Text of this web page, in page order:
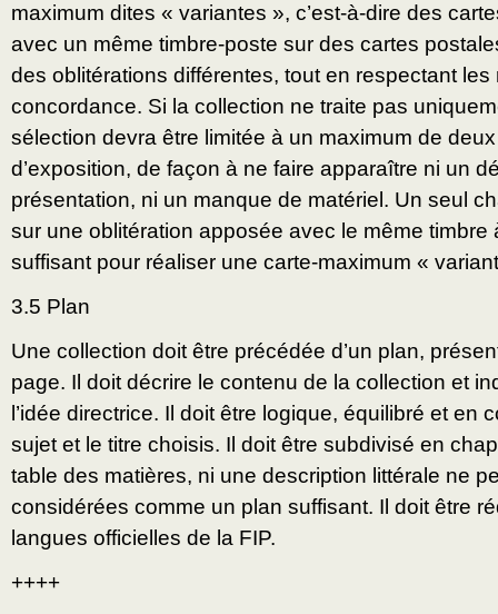
maximum dites « variantes », c’est-à-dire des
avec un même timbre-poste sur des cartes
des oblitérations différentes, tout en respectant les
concordance. Si la collection ne traite pas
sélection devra être limitée à un maximum de
d’exposition, de façon à ne faire apparaître ni un
présentation, ni un manque de matériel. Un seul
sur une oblitération apposée avec le même timbre
suffisant pour réaliser une carte-maximum «
3.5 Plan
Une collection doit être précédée d’un plan,
page. Il doit décrire le contenu de la collection et
l’idée directrice. Il doit être logique, équilibré et en
sujet et le titre choisis. Il doit être subdivisé en
table des matières, ni une description littérale ne
considérées comme un plan suffisant. Il doit être
langues officielles de la FIP.
++++